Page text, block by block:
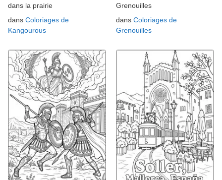
dans la prairie
dans Coloriages de
Kangourous
Grenouilles
dans Coloriages de
Grenouilles